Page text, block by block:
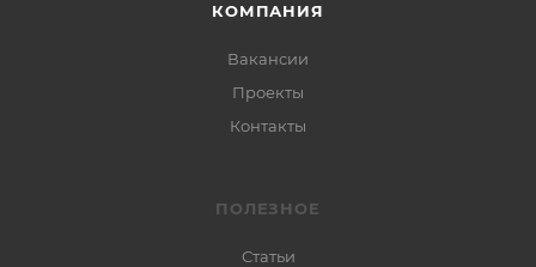
КОМПАНИЯ
Вакансии
Проекты
Контакты
ПОЛЕЗНОЕ
Статьи